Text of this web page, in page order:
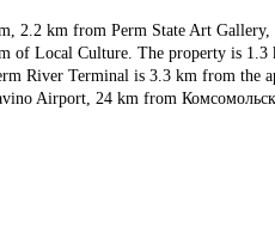
2.2 km from Perm State Art
of Local Culture. The property is 1.3
River Terminal is 3.3 km from the
Airport, 24 km from